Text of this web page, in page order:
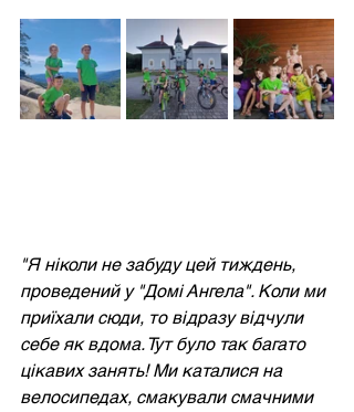
"Я ніколи не забуду цей тиждень,
проведений у "Домі Ангела". Коли ми
приїхали сюди, то відразу відчули
себе як вдома. Тут було так багато
цікавих занять! Ми каталися на
велосипедах, смакували смачними